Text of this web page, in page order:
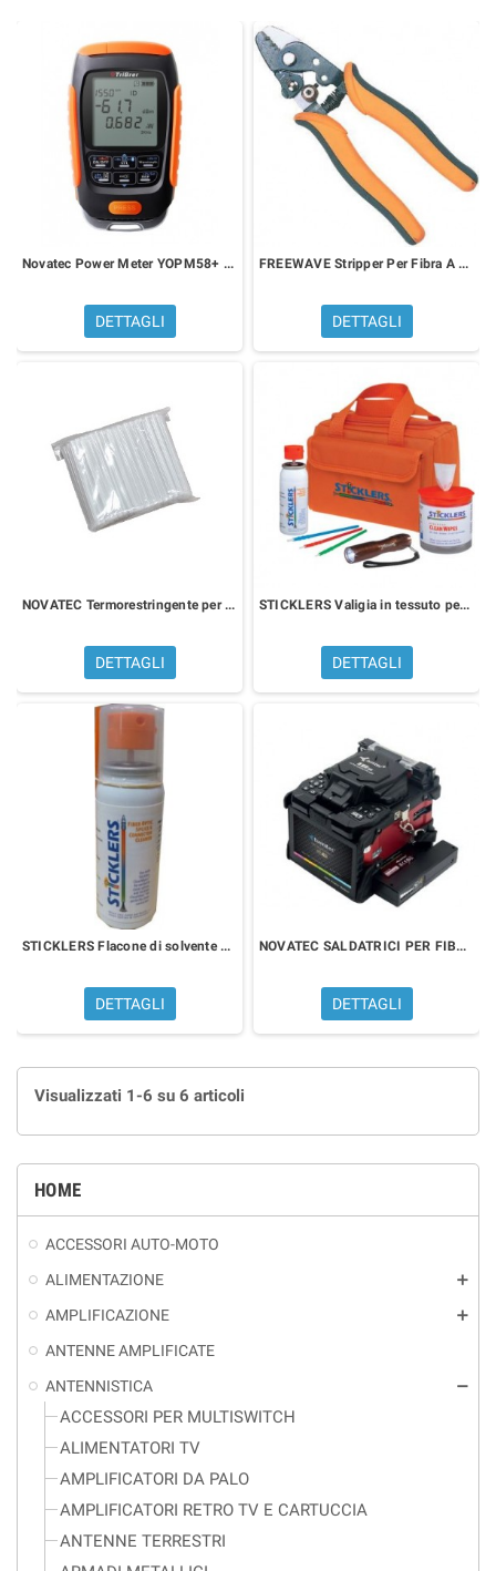
HOME
ACCESSORI AUTO-MOTO
ALIMENTAZIONE
add
AMPLIFICAZIONE add
ANTENNE AMPLIFICATE
ANTENNISTICA
remove
ACCESSORI PER MULTISWITCH
ALIMENTATORI TV
AMPLIFICATORI DA PALO
AMPLIFICATORI RETRO TV E CARTUCCIA
ANTENNE TERRESTRI
Novatec Power Meter YOPM58+ - Multi-Function Optical
DETTAGLI
FREEWAVE Stripper Per Fibra A 3 Fori
DETTAGLI
NOVATEC Termorestringente per fibra 45 mm
DETTAGLI
STICKLERS Valigia in tessuto per pulizia di connettori per fibra ottica
DETTAGLI
STICKLERS Flacone di solvente per la pulizia di connettori per fibra ottica
DETTAGLI
NOVATEC SALDATRICI PER FIBRA OTTICA
DETTAGLI
Visualizzati 1-6 su 6 articoli